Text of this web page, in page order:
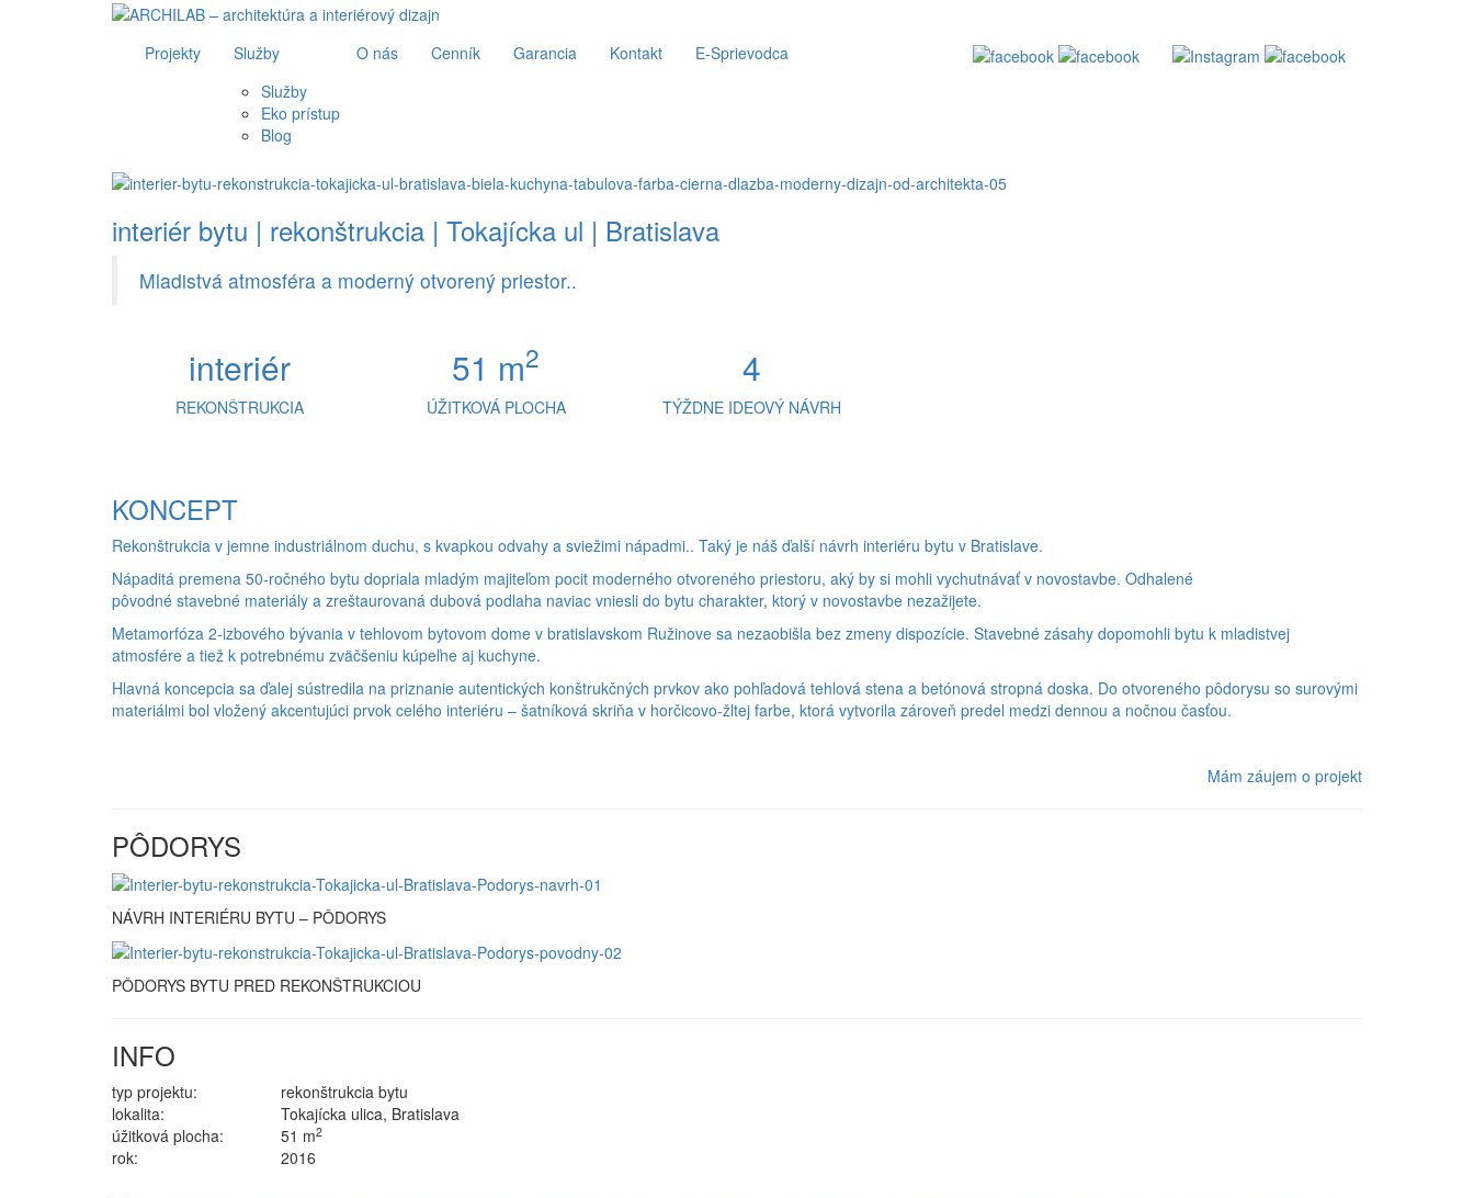
Projekty
Služby
Služby
Eko prístup
Blog
O nás Cenník Garancia Kontakt E-Sprievodca
interiér bytu | rekonštrukcia | Tokajícka ul | Bratislava
Mladistvá atmosféra a moderný otvorený priestor..
interiér 51 m2 4
REKONŠTRUKCIA ÚŽITKOVÁ PLOCHA TÝŽDNE IDEOVÝ NÁVRH
KONCEPT
Rekonštrukcia v jemne industriálnom duchu, s kvapkou odvahy a sviežimi nápadmi.. Taký je náš ďalší návrh interiéru bytu v Bratislave.
Nápaditá premena 50-ročného bytu dopriala mladým majiteľom pocit moderného otvoreného priestoru, aký by si mohli vychutnávať v novostavbe. Odhalené
pôvodné stavebné materiály a zreštaurovaná dubová podlaha naviac vniesli do bytu charakter, ktorý v novostavbe nezažijete.
Metamorfóza 2-izbového bývania v tehlovom bytovom dome v bratislavskom Ružinove sa nezaobišla bez zmeny dispozície. Stavebné zásahy dopomohli bytu k mladistvej
atmosfére a tiež k potrebnému zväčšeniu kúpeľne aj kuchyne.
Hlavná koncepcia sa ďalej sústredila na priznanie autentických konštrukčných prvkov ako pohľadová tehlová stena a betónová stropná doska. Do otvoreného pôdorysu so surovými
materiálmi bol vložený akcentujúci prvok celého interiéru – šatníková skriňa v horčicovo-žltej farbe, ktorá vytvorila zároveň predel medzi dennou a nočnou časťou.
Mám záujem o projekt
PÔDORYS
NÁVRH INTERIÉRU BYTU – PÔDORYS
PÔDORYS BYTU PRED REKONŠTRUKCIOU
INFO
typ projektu:
rekonštrukcia bytu
lokalita:
Tokajícka ulica, Bratislava
úžitková plocha:
51 m2
rok: 2016